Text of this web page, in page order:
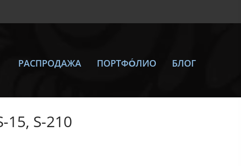
РАСПРОДАЖА ПОРТФО́ЛИО БЛОГ
15, S-210